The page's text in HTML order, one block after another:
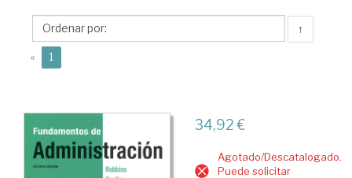
↑
« 1
34,92 €
Agotado/Descatalogado.
Puede solicitar